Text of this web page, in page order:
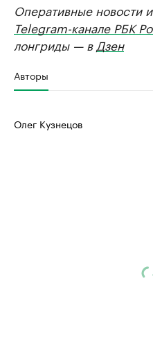
Оперативные новости
Telegram-канале РБК
лонгриды — в Дзен
Авторы
Олег Кузнецов